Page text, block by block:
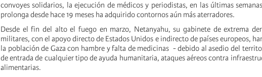
convoyes solidarios, la ejecución de médicos y periodistas, en las últimas
prolonga desde hace 19 meses ha adquirido contornos aún más aterradores.
Desde el fin del alto el fuego en marzo, Netanyahu, su gabinete de extrema
militares, con el apoyo directo de Estados Unidos e indirecto de países europeos,
la población de Gaza con hambre y falta de medicinas - debido al asedio del
de entrada de cualquier tipo de ayuda humanitaria, ataques aéreos contra
alimentarias.